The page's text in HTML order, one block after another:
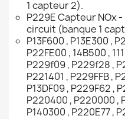
1 capteur 2).
P229E Capteur NOx
circuit (banque 1
P13F600 , P13E300 ,
P22FE00 , 14B500 ,
P229f09 , P229f28 ,
P221401 , P229FFB ,
P13DF09 , P229F62 ,
P220400 , P220000 ,
P140300 , P220E77 ,